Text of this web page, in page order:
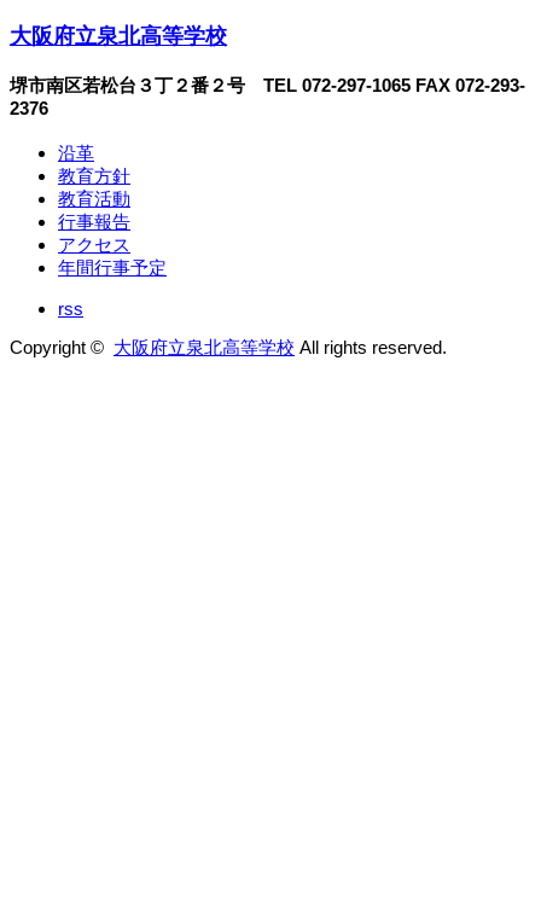
大阪府立泉北高等学校
堺市南区若松台３丁２番２号 TEL 072-297-1065 FAX 072-293-
2376
沿革
教育方針
教育活動
行事報告
アクセス
年間行事予定
rss
Copyright © 大阪府立泉北高等学校 All rights reserved.